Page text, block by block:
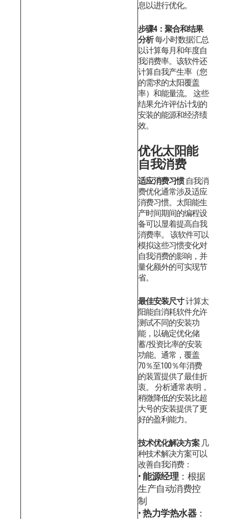
息以进行优化。
步骤4：聚合和结果
分析每小时数据汇总
以计算每月和年度自
我消费率。该软件还
计算自我产生率（您
的需求的太阳覆盖
率）和能量流。
这些
结果允许评估计划的
安装的能源和经济绩
效。
优化太阳能
自我消费
适应消费习惯自我消
费优化通常涉及适应
消费习惯。太阳能生
产时间期间的编程设
备可以显着提高自我
消费率。
该软件可以
模拟这些习惯变化对
自我消费的影响，并
量化额外的可实现节
省。
最佳安装尺寸计算太
阳能自消耗软件允许
测试不同的安装功
能，以确定优化储
蓄/投资比率的安装
功能。通常，覆盖
70％至100％年消费
的装置提供了最佳折
衷。
分析通常表明，
稍微降低的安装比超
大号的安装提供了更
好的盈利能力。
技术优化解决方案几
种技术解决方案可以
改善自我消费：
能源经理 ：根据
生产自动消费控
制
热力学热水器：